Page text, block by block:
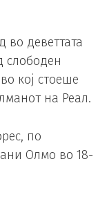
во деветтата
слободен
кој стоеше
на Реал.
по
Олмо во 18-